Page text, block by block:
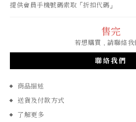
提供會員手機號碼索取「折扣代碼」
售完
若想購買，請聯絡我
聯絡我們
商品描述
送貨及付款方式
了解更多